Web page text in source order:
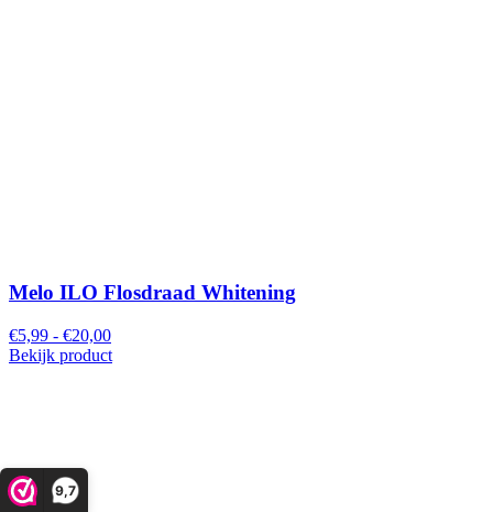
9,7
Melo ILO Flosdraad Whitening
€5,99 - €20,00
Bekijk product